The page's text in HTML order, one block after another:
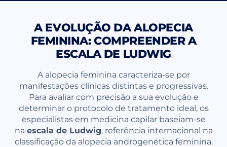
A EVOLUÇÃO DA ALOPECIA
FEMININA: COMPREENDER A
ESCALA DE LUDWIG
A alopecia feminina caracteriza-se por
manifestações clínicas distintas e progressivas.
Para avaliar com precisão a sua evolução e
determinar o protocolo de tratamento ideal, os
especialistas em medicina capilar baseiam-se
na escala de Ludwig, referência internacional na
classificação da alopecia androgenética feminina.